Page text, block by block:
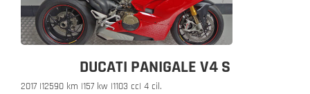
DUCATI PANIGALE V4 S
2017 |12590 km |157 kw |1103 cc| 4 cil.